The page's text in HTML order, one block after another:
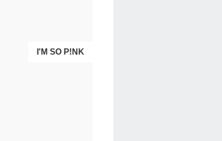
I'M SO P!NK
THAT SO TRUE!